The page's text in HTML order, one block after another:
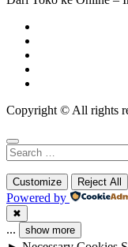
Copyright © All rights
Search
for:
Customize Reject All
Powered by
✖
... show more